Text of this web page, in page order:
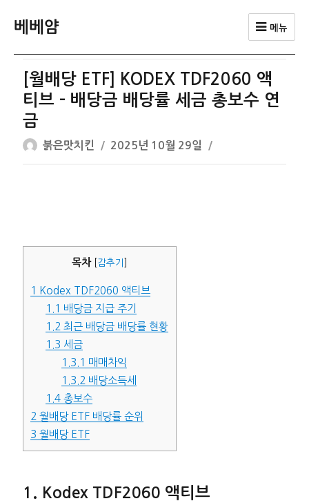
베베얌 메뉴
[월배당 ETF] KODEX TDF2060 액
티브 – 배당금 배당률 세금 총보수 연
금
글
쓴
붉은맛치킨
작
성
2025년 10월 29일
목차 감추기
1
Kodex TDF2060 액티브
1.1 배당금 지급 주기
1.2 최근 배당금 배당률 현황
1.3 세금
1.3.1 매매차익
1.3.2 배당소득세
1.4 총보수
2 월배당 ETF 배당률 순위
3 월배당 ETF
Kodex TDF2060 액티브